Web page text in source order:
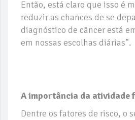
Então, está claro que isso é
reduzir as chances de se
diagnóstico de câncer está
em nossas escolhas diárias”.
A importância da atividade
Dentre os fatores de risco, o